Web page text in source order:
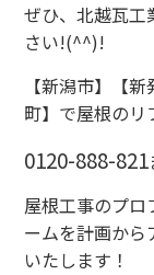
ぜひ、北越瓦工
さい!(^^)!
【新潟市】【
町】で屋根のリ
0120-888-821
屋根工事のプロ
ームを計画から
いたします！